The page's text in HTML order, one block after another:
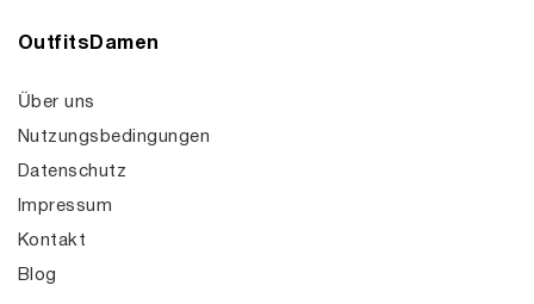
OutfitsDamen
Über uns
Nutzungsbedingungen
Datenschutz
Impressum
Kontakt
Blog